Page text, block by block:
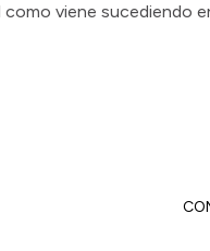
viene sucediendo